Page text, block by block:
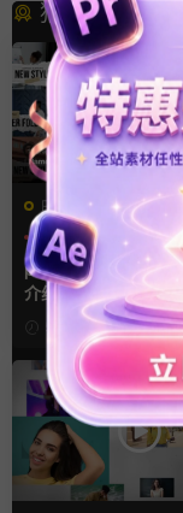
猜你喜欢
PR基本图形mogrt
PR基本图形
PR字
人物介绍
pr字幕模板 9组胶带
介绍角标动画PR模版
5小时前